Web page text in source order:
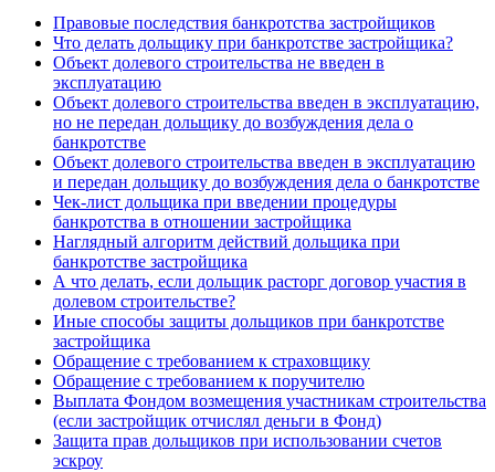
Правовые последствия банкротства застройщиков
Что делать дольщику при банкротстве застройщика?
Объект долевого строительства не введен в
эксплуатацию
Объект долевого строительства введен в эксплуатацию,
но не передан дольщику до возбуждения дела о
банкротстве
Объект долевого строительства введен в эксплуатацию
и передан дольщику до возбуждения дела о банкротстве
Чек-лист дольщика при введении процедуры
банкротства в отношении застройщика
Наглядный алгоритм действий дольщика при
банкротстве застройщика
А что делать, если дольщик расторг договор участия в
долевом строительстве?
Иные способы защиты дольщиков при банкротстве
застройщика
Обращение с требованием к страховщику
Обращение с требованием к поручителю
Выплата Фондом возмещения участникам строительства
(если застройщик отчислял деньги в Фонд)
Защита прав дольщиков при использовании счетов
эскроу